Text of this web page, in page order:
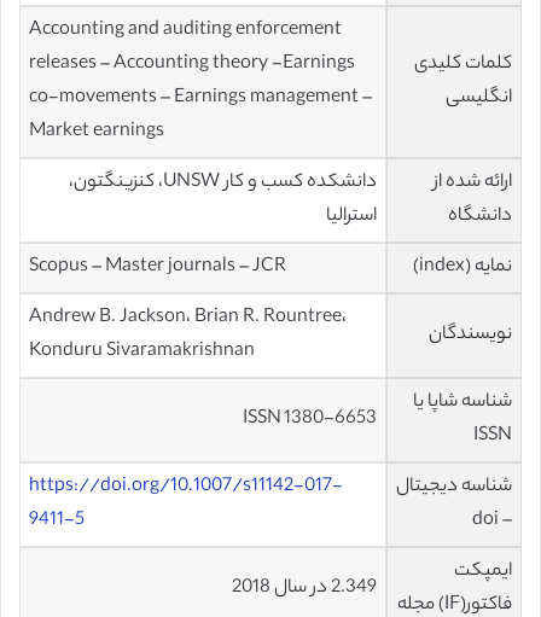
کلمات کلیدی
انگلیسی
Accounting and auditing enforcement
releases – Accounting theory -Earnings
co-movements – Earnings management –
Market earnings
ارائه شده از
دانشگاه
دانشکده کسب و کار UNSW، کنزینگتون،
استرالیا
نمایه (index)
Scopus – Master journals – JCR
نویسندگان
Andrew B. Jackson، Brian R. Rountree،
Konduru Sivaramakrishnan
شناسه شاپا یا
ISSN
ISSN 1380-6653
شناسه دیجیتال
– doi
https://doi.org/10.1007/s11142-017-
9411-5
ایمپکت
فاکتور(IF) مجله
2.349 در سال 2018